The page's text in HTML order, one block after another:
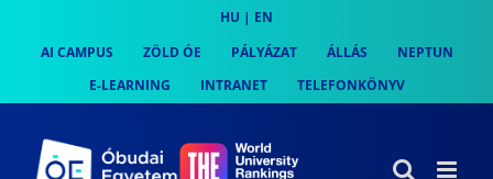
content
HU | EN
AI CAMPUS
ZÖLD ÓE PÁLYÁZAT ÁLLÁS
NEPTUN
E-LEARNING
INTRANET TELEFONKÖNYV